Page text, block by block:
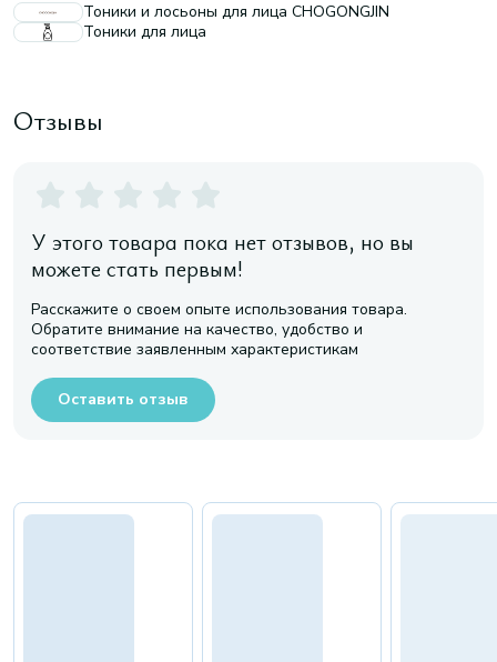
Тоники и лосьоны для лица CHOGONGJIN
Тоники для лица
Отзывы
У этого товара пока нет отзывов, но вы
можете стать первым!
Расскажите о своем опыте использования товара.
Обратите внимание на качество, удобство и
соответствие заявленным характеристикам
Оставить отзыв